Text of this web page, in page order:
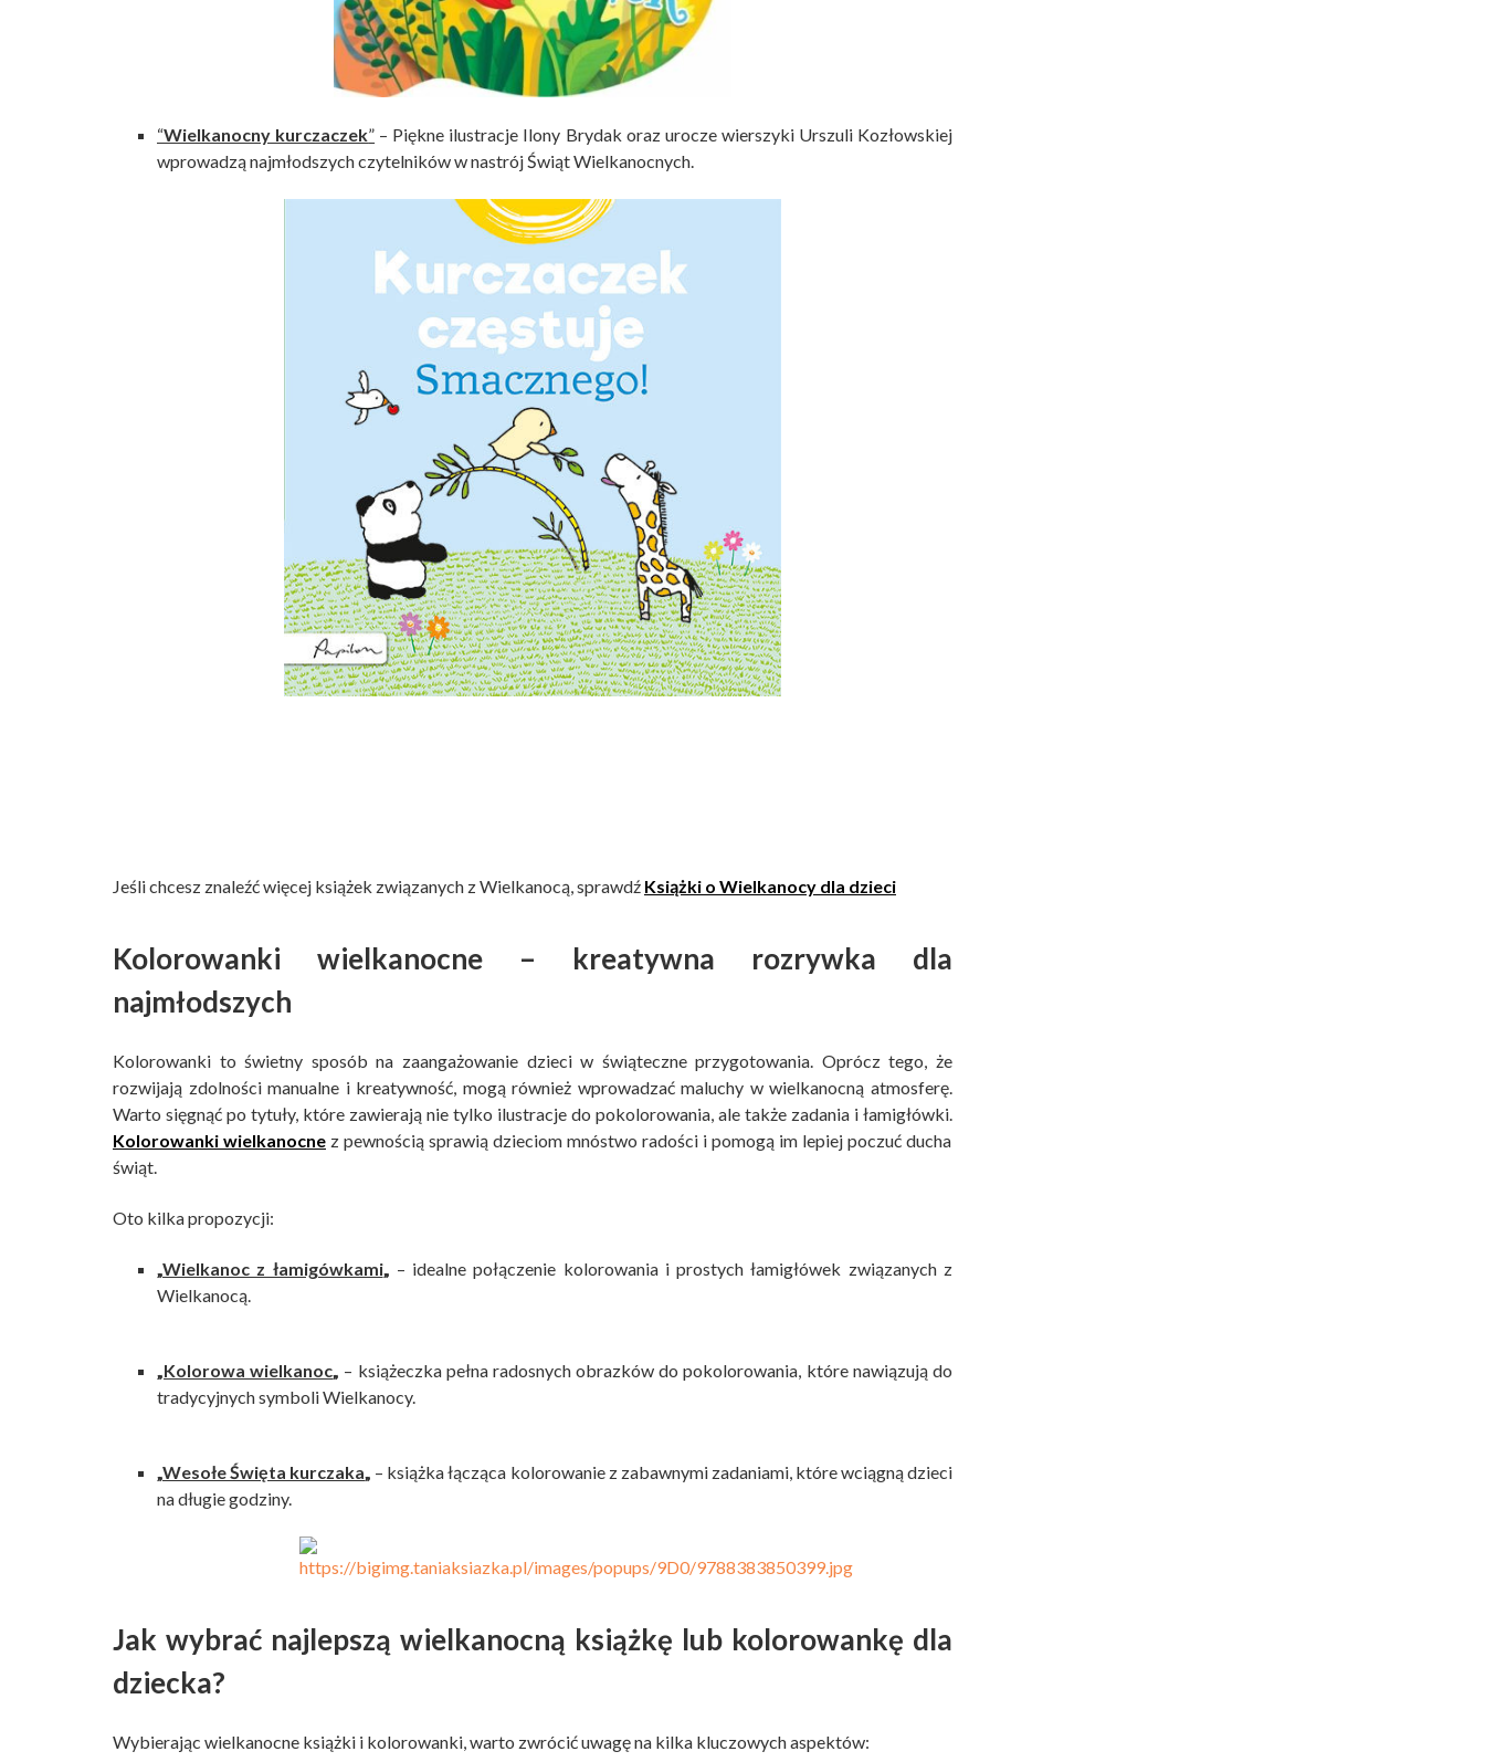
“Wielkanocny kurczaczek” – Piękne ilustracje Ilony Brydak oraz urocze wierszyki Urszuli Kozłowskiej
wprowadzą najmłodszych czytelników w nastrój Świąt Wielkanocnych.
Jeśli chcesz znaleźć więcej książek związanych z Wielkanocą, sprawdź Książki o Wielkanocy dla dzieci
Kolorowanki wielkanocne – kreatywna rozrywka dla
najmłodszych
Kolorowanki to świetny sposób na zaangażowanie dzieci w świąteczne przygotowania. Oprócz tego, że
rozwijają zdolności manualne i kreatywność, mogą również wprowadzać maluchy w wielkanocną atmosferę.
Warto sięgnąć po tytuły, które zawierają nie tylko ilustracje do pokolorowania, ale także zadania i łamigłówki.
Kolorowanki wielkanocne z pewnością sprawią dzieciom mnóstwo radości i pomogą im lepiej poczuć ducha
świąt.
Oto kilka propozycji:
„Wielkanoc z łamigówkami„ – idealne połączenie kolorowania i prostych łamigłówek związanych z
Wielkanocą.
„Kolorowa wielkanoc„ – książeczka pełna radosnych obrazków do pokolorowania, które nawiązują do
tradycyjnych symboli Wielkanocy.
„Wesołe Święta kurczaka„ – książka łącząca kolorowanie z zabawnymi zadaniami, które wciągną dzieci
na długie godziny.
Jak wybrać najlepszą wielkanocną książkę lub kolorowankę dla
dziecka?
Wybierając wielkanocne książki i kolorowanki, warto zwrócić uwagę na kilka kluczowych aspektów: